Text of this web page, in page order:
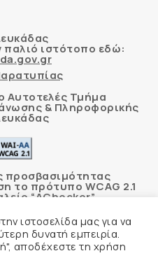
παλιό ιστότοπο εδώ:
Αυτοτελές Τμήμα
& Πληροφορικής
προσβασιμότητας
το πρότυπο WCAG 2.1
“AChecker”
ιστοσελίδα μας για να
δυνατή εμπειρία.
αποδέχεστε τη χρήση